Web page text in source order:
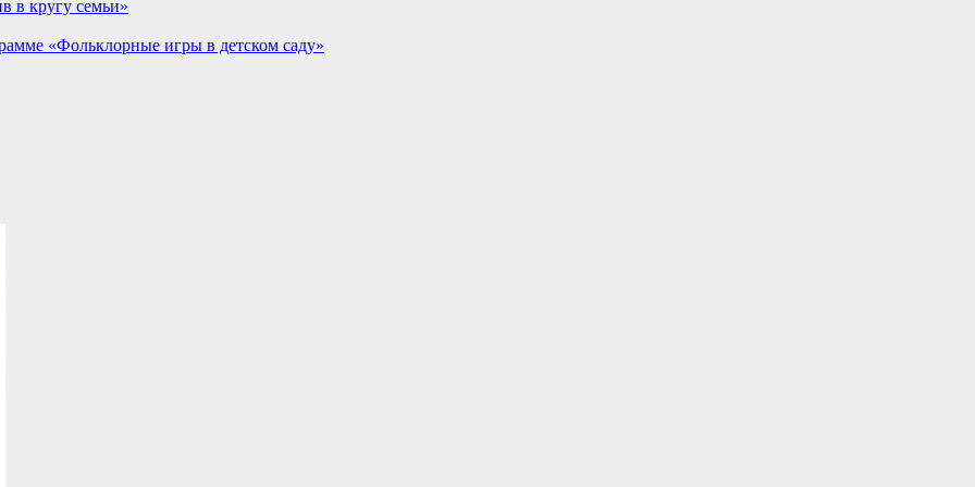
в кругу семьи»
«Фольклорные игры в детском саду»